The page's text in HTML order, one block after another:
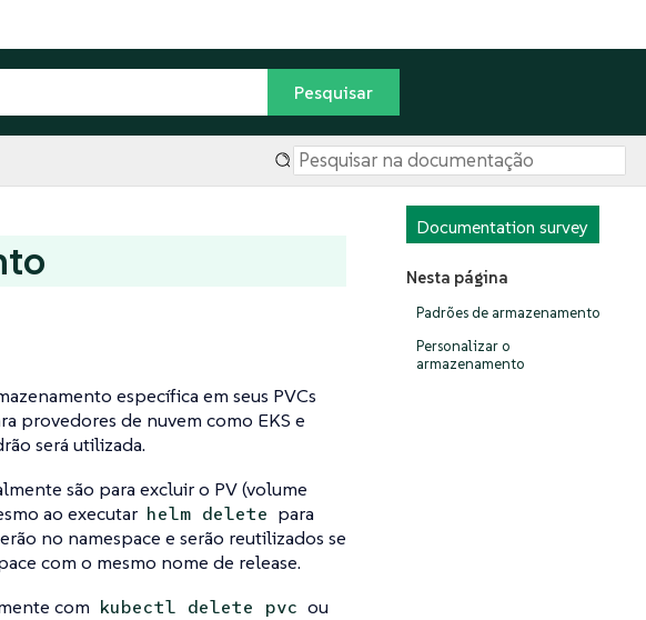
Documentation survey
Nesta página
Padrões de armazenamento
Personalizar o
armazenamento
específica em seus PVCs
provedores de nuvem como EKS e
será utilizada.
são para excluir o PV (volume
ao executar helm delete para
no namespace e serão reutilizados se
com o mesmo nome de release.
com kubectl delete pvc ou